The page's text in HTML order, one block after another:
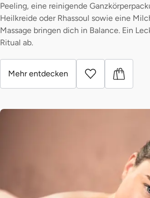
Peeling, eine reinigende
Heilkreide oder Rhassoul sowie eine
Massage bringen dich in Balance. Ein
Ritual ab.
Mehr entdecken